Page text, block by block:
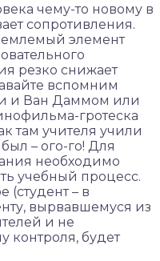
чему-то новому в
сопротивления.
элемент
резко снижает
вспомним
и Ван Даммом или
гротеска
там учителя учили
– ого-го! Для
необходимо
учебный процесс.
(студент – в
вырвавшемуся из
и не
контроля, будет